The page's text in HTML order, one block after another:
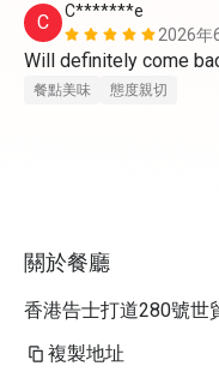
C
C*******e
2026年
餐點美味 態度親切
關於餐廳
香港告士打道280號世
複製地址